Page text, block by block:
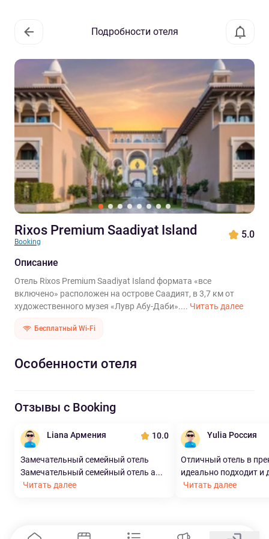
Подробности отеля
Rixos Premium Saadiyat Island
Booking
5.0
Описание
Отель Rixos Premium Saadiyat Island формата «все
включено» расположен на острове Саадият, в 3,7 км от
художественного музея «Лувр Абу-Даби».... Читать далее
Бесплатный Wi-Fi
Особенности отеля
Отзывы с Booking
Liana Армения 10.0
Замечательный семейный отель
Замечательный семейный отель a...
Читать далее
Yulia Россия
Отличный отель в
идеально подходит и
Читать далее